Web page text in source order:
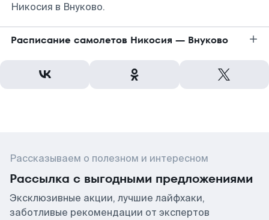
Никосия в Внуково.
Расписание самолетов Никосия — Внуково
Рассказываем о полезном и интересном
Рассылка с выгодными предложениями
Эксклюзивные акции, лучшие лайфхаки,
заботливые рекомендации от экспертов